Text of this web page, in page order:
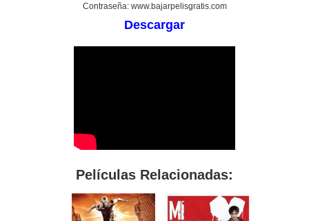
Contraseña: www.bajarpelisgratis.com
Descargar
Películas Relacionadas: